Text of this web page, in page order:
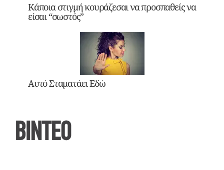
Κάποια στιγμή κουράζεσαι να προσπαθείς να
είσαι “σωστός”
Αυτό Σταματάει Εδώ
ΒΙΝΤΕΟ